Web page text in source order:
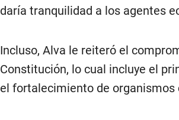
daría tranquilidad a los agentes
Incluso, Alva le reiteró el
Constitución, lo cual incluye el
el fortalecimiento de